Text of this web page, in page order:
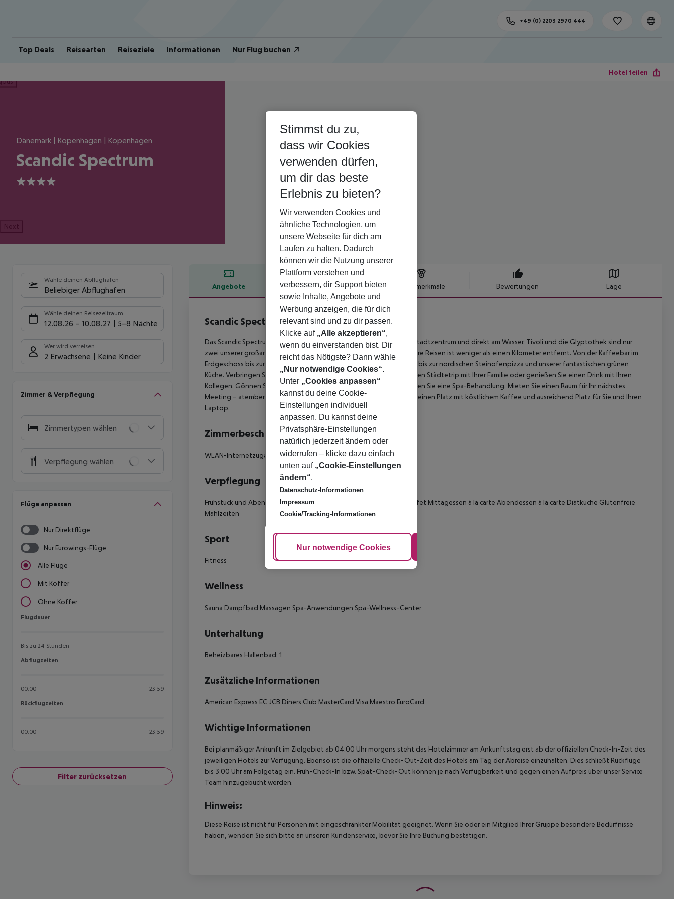
Top Deals Reisearten Reiseziele Informationen Nur Flug buchen
+49 (0) 2203 2970 444
Hotel teilen
Dänemark | Kopenhagen | Kopenhagen
Scandic Spectrum
4
Next
Wähle deinen Abflughafen
Beliebiger Abflughafen
Wähle deinen Reisezeitraum
12.08.26 – 10.08.27 5-8 Nächte
Wer wird verreisen
2 Erwachsene Keine Kinder
Zimmer & Verpflegung
Zimmertypen wählen
Verpflegung wählen
Flüge anpassen
Nur Direktflüge
Nur Eurowings-Flüge
Alle Flüge
Mit Koffer
Ohne Koffer
Flugdauer
Flugdauer
Bis zu 24 Stunden
Abflugzeiten
Abflugzeiten
00:00 23:59
Rückflugzeiten
Rückflugzeiten
00:00 23:59
Filter zurücksetzen
Angebote Hotelbeschreibung Hotelmerkmale Bewertungen Lage
Hotelbeschreibung
Scandic Spectrum
4
Das Scandic Spectrum liegt nur wenige Gehminuten vom gesamten Stadtzentrum und direkt am Wasser. Tivoli und die Glyptothek sind nur
zwei unserer großartigen Nachbarn, und der Hauptbahnhof für weitere Reisen ist weniger als einen Kilometer entfernt. Von der Kaffeebar im
Erdgeschoss bis zur Rooftop-Bar im 6. Stock. Von Gourmetgerichten bis zur nordischen Steinofenpizza und unserer fantastischen grünen
Küche. Verbringen Sie ein langes Wochenende mit Ihrem Liebling, einen Städtetrip mit Ihrer Familie oder genießen Sie einen Drink mit Ihren
Kollegen. Gönnen Sie sich eine Stunde auf der Yogamatte oder buchen Sie eine Spa-Behandlung. Mieten Sie einen Raum für Ihr nächstes
Meeting – atemberaubende Aussicht inklusive – oder sichern Sie sich einen Platz mit köstlichem Kaffee und ausreichend Platz für Sie und Ihren
Laptop.
Zimmerbeschreibung
WLAN-Internetzugang Raucherzimmer: nein
Verpflegung
Frühstück und Abendessen Frühstück und Mittagessen Frühstücksbuffet Mittagessen à la carte Abendessen à la carte Diätküche Glutenfreie
Mahlzeiten
Sport
Fitness
Wellness
Sauna Dampfbad Massagen Spa-Anwendungen Spa-Wellness-Center
Unterhaltung
Beheizbares Hallenbad: 1
Zusätzliche Informationen
American Express EC JCB Diners Club MasterCard Visa Maestro EuroCard
Wichtige Informationen
Bei planmäßiger Ankunft im Zielgebiet ab 04:00 Uhr morgens steht das Hotelzimmer am Ankunftstag erst ab der offiziellen Check-In-Zeit des
jeweiligen Hotels zur Verfügung. Ebenso ist die offizielle Check-Out-Zeit des Hotels am Tag der Abreise einzuhalten. Dies schließt Rückflüge
bis 3:00 Uhr am Folgetag ein. Früh-Check-In bzw. Spät-Check-Out können je nach Verfügbarkeit und gegen einen Aufpreis über unser Service
Team hinzugebucht werden.
Hinweis:
Diese Reise ist nicht für Personen mit eingeschränkter Mobilität geeignet. Wenn Sie oder ein Mitglied Ihrer Gruppe besondere Bedürfnisse
haben, wenden Sie sich bitte an unseren Kundenservice, bevor Sie Ihre Buchung bestätigen.
Stimmst du zu,
dass wir Cookies
verwenden dürfen,
um dir das beste
Erlebnis zu bieten?
Wir verwenden Cookies und
ähnliche Technologien, um
unsere Webseite für dich am
Laufen zu halten. Dadurch
können wir die Nutzung unserer
Plattform verstehen und
verbessern, dir Support bieten
sowie Inhalte, Angebote und
Werbung anzeigen, die für dich
relevant sind und zu dir passen.
Klicke auf „Alle akzeptieren“,
wenn du einverstanden bist. Dir
reicht das Nötigste? Dann wähle
„Nur notwendige Cookies“.
Unter „Cookies anpassen“
kannst du deine Cookie-
Einstellungen individuell
anpassen. Du kannst deine
Privatsphäre-Einstellungen
natürlich jederzeit ändern oder
widerrufen – klicke dazu einfach
unten auf „Cookie-Einstellungen
ändern“.
Datenschutz-Informationen
Impressum
Cookie/Tracking-Informationen
Cookie anpassen
Nur notwendige Cookies